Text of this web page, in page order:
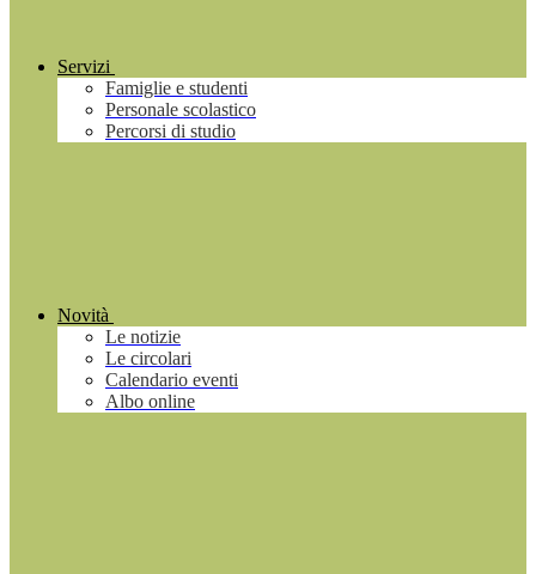
Servizi
Famiglie e studenti
Personale scolastico
Percorsi di studio
Novità
Le notizie
Le circolari
Calendario eventi
Albo online